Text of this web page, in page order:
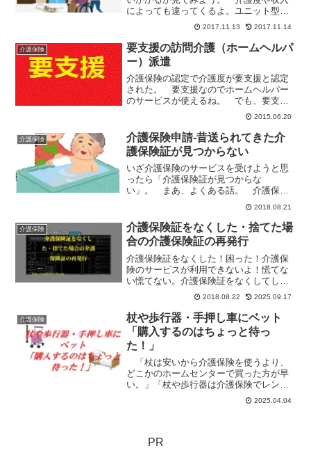
によっても違ってくるよ。ユニット型特
養入居に必要な費用の内訳 ユニット型
特養の費用も従来型特養と同じような内
訳になる。介護サービス基本料金 + 生活
費（居住費・食費） ...
2017.11.13 2017.11.14
介護保険
要支援の訪問介護（ホームヘルパ
ー）派遣
介護保険の認定で介護度が要支援と認定
された。 要支援なのでホームヘルパー
のサービスが使えるね。 でも、要支援
の人の訪問介護（ホームヘルパー）派遣
は八日以後の人の訪問介護（ホームヘル
パー）派遣とちょっと違うのだ。要支援
の訪問介護（ホームヘルパ...
2015.06.20
介護保険
介護保険申請-昔送られてきた介
護保険証が見つからない
いざ介護保険のサービスを受けようと思
ったら「介護保険証が見つからな
い」。 まあ、よくある話。 介護保険
証をなくしても、焦らなくても大丈夫。
65歳過ぎると介護保険証が送られてく
る 65歳になると、住んでいるところの
市役所から、「介護保険証」が...
2018.08.21
介護保険
介護保険証をなくした・捨てた場
合の介護保険証の再発行
介護保険証をなくした！困った！介護保
険のサービスが利用できないよ！慌てな
い慌てない。介護保険証をなくしてしま
ってもすぐに介護保険証の再発行をして
もらうことができる。本人が介護保険証
を隠してしまったり、捨ててしまう時の
対処方法もあるよ。
2018.08.22 2025.09.17
介護保険
杖や歩行器・手押し車にベット
「購入するのはちょっと待っ
た！」
「杖は安いから介護保険を使うより、
どこかのホームセンターで買った方が早
い。」「杖や歩行器は介護保険でレンタ
ルするより介護保険で買った方が安
い。」手押し車やベット、「どうせ介護
2025.04.04
PR